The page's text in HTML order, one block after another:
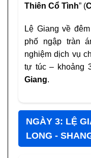
Thiên Cổ Tình” (
Lệ Giang về
phố ngập tràn
nghiệm dịch vụ
tự túc – khoảng
Giang.
NGÀY 3: LỆ
LONG -